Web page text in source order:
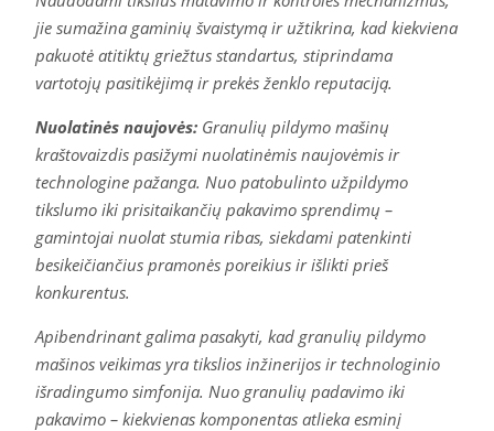
jie sumažina gaminių švaistymą ir užtikrina, kad kiekviena
pakuotė atitiktų griežtus standartus, stiprindama
vartotojų pasitikėjimą ir prekės ženklo reputaciją.
Nuolatinės naujovės:Granulių pildymo mašinų
kraštovaizdis pasižymi nuolatinėmis naujovėmis ir
technologine pažanga. Nuo patobulinto užpildymo
tikslumo iki prisitaikančių pakavimo sprendimų –
gamintojai nuolat stumia ribas, siekdami patenkinti
besikeičiančius pramonės poreikius ir išlikti prieš
konkurentus.
Apibendrinant galima pasakyti, kad granulių pildymo
mašinos veikimas yra tikslios inžinerijos ir technologinio
išradingumo simfonija. Nuo granulių padavimo iki
pakavimo – kiekvienas komponentas atlieka esminį